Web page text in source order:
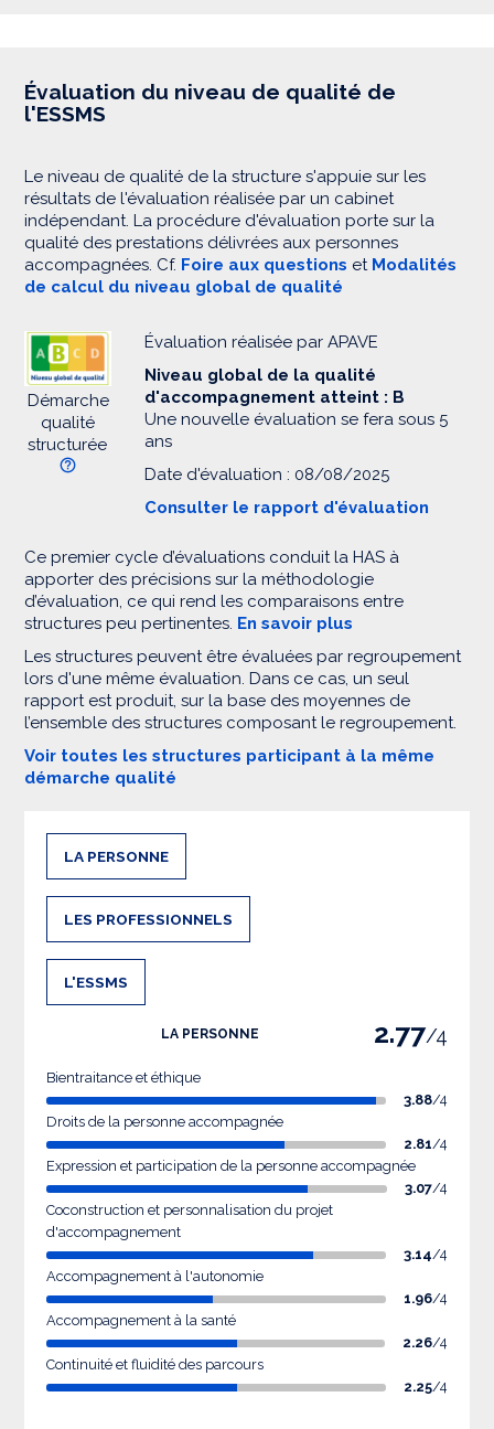
Évaluation du niveau de qualité de
l'ESSMS
Le niveau de qualité de la structure s'appuie sur les
résultats de l'évaluation réalisée par un cabinet
indépendant. La procédure d'évaluation porte sur la
qualité des prestations délivrées aux personnes
accompagnées. Cf. Foire aux questions et Modalités
de calcul du niveau global de qualité
Démarche
qualité
structurée
Évaluation réalisée par APAVE
Niveau global de la qualité
d'accompagnement atteint : B
Une nouvelle évaluation se fera sous 5
ans
Date d'évaluation : 08/08/2025
Consulter le rapport d'évaluation
Ce premier cycle d’évaluations conduit la HAS à
apporter des précisions sur la méthodologie
d’évaluation, ce qui rend les comparaisons entre
structures peu pertinentes. En savoir plus
Les structures peuvent être évaluées par regroupement
lors d'une même évaluation. Dans ce cas, un seul
rapport est produit, sur la base des moyennes de
l’ensemble des structures composant le regroupement.
Voir toutes les structures participant à la même
démarche qualité
LA PERSONNE
LES PROFESSIONNELS
L'ESSMS
LA PERSONNE 2.77/4
Bientraitance et éthique
3.88/4
Droits de la personne accompagnée
2.81/4
Expression et participation de la personne accompagnée
3.07/4
Coconstruction et personnalisation du projet
d'accompagnement
3.14/4
Accompagnement à l'autonomie
1.96/4
Accompagnement à la santé
2.26/4
Continuité et fluidité des parcours
2.25/4